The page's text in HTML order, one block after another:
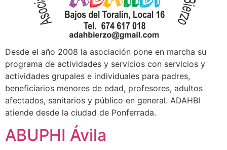
Desde el año 2008 la asociación pone en marcha su
programa de actividades y servicios con servicios y
actividades grupales e individuales para padres,
beneficiarios menores de edad, profesores, adultos
afectados, sanitarios y público en general. ADAHBI
atiende desde la ciudad de Ponferrada.
ABUPHI Ávila